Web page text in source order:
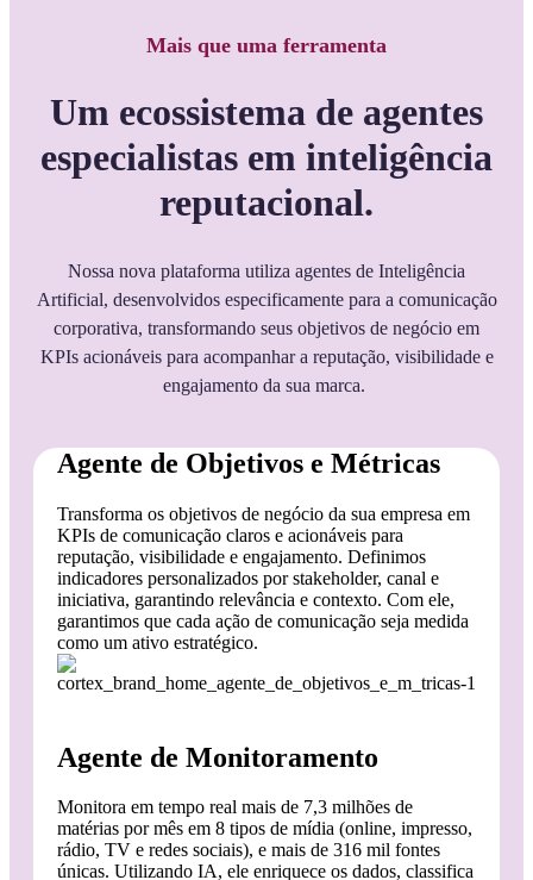
Mais que uma ferramenta
Um ecossistema de agentes
especialistas em inteligência
reputacional.
Nossa nova plataforma utiliza agentes de Inteligência
Artificial, desenvolvidos especificamente para a comunicação
corporativa, transformando seus objetivos de negócio em
KPIs acionáveis para acompanhar a reputação, visibilidade e
engajamento da sua marca.
Agente de Objetivos e Métricas
Transforma os objetivos de negócio da sua empresa em
KPIs de comunicação claros e acionáveis para
reputação, visibilidade e engajamento. Definimos
indicadores personalizados por stakeholder, canal e
iniciativa, garantindo relevância e contexto. Com ele,
garantimos que cada ação de comunicação seja medida
como um ativo estratégico.
Agente de Monitoramento
Monitora em tempo real mais de 7,3 milhões de
matérias por mês em 8 tipos de mídia (online, impresso,
rádio, TV e redes sociais), e mais de 316 mil fontes
únicas. Utilizando IA, ele enriquece os dados, classifica